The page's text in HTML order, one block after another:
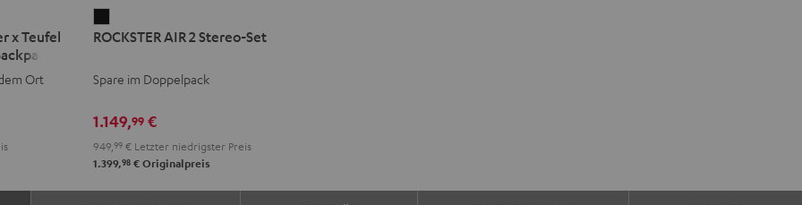
x Teufel
Ort
AIR
Stereo-
Schwarz
ROCKSTER AIR 2 Stereo-Set
Spare im Doppelpack
1.149,99€
949, 99€Letzter niedrigster Preis
1.399,98€Originalpreis